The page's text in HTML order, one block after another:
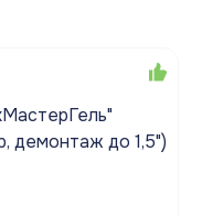
демонтаж до 1,5")